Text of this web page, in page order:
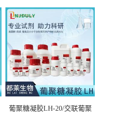
葡聚糖凝胶LH-20/交联葡聚